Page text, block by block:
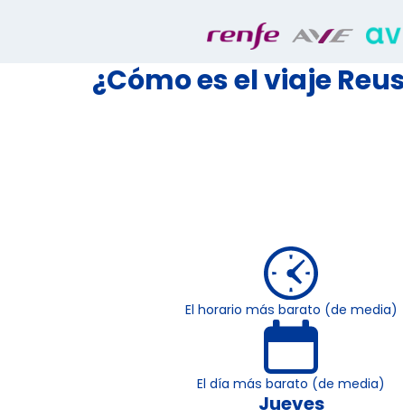
¿Cómo es el viaje
El horario más barato (de media)
El día más barato (de media)
Jueves